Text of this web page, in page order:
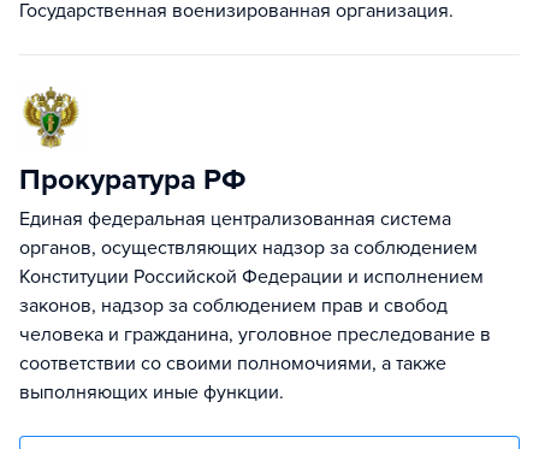
Государственная военизированная организация.
Прокуратура РФ
Единая федеральная централизованная система
органов, осуществляющих надзор за соблюдением
Конституции Российской Федерации и исполнением
законов, надзор за соблюдением прав и свобод
человека и гражданина, уголовное преследование в
соответствии со своими полномочиями, а также
выполняющих иные функции.